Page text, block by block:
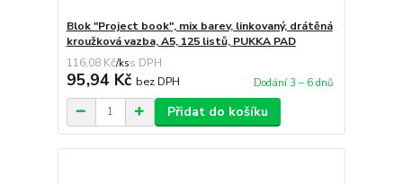
Blok "Project book", mix barev, linkovaný, drátěná
kroužková vazba, A5, 125 listů, PUKKA PAD
116,08 Kč/ks
95,94 Kč bez DPH Dodání 3 – 6 dnů
Přidat do košíku